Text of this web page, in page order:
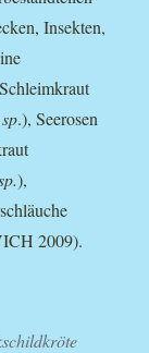
Insekten,
.), Seerosen
),
2009).